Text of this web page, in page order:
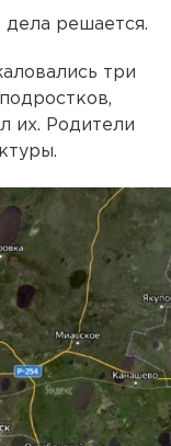
дела решается.
три
их. Родители